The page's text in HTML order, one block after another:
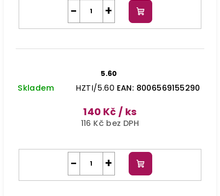
+
− Do
košíku
5.60
Skladem HZTI/5.60 EAN: 8006569155290
140 Kč / ks
116 Kč bez DPH
+
− Do
košíku